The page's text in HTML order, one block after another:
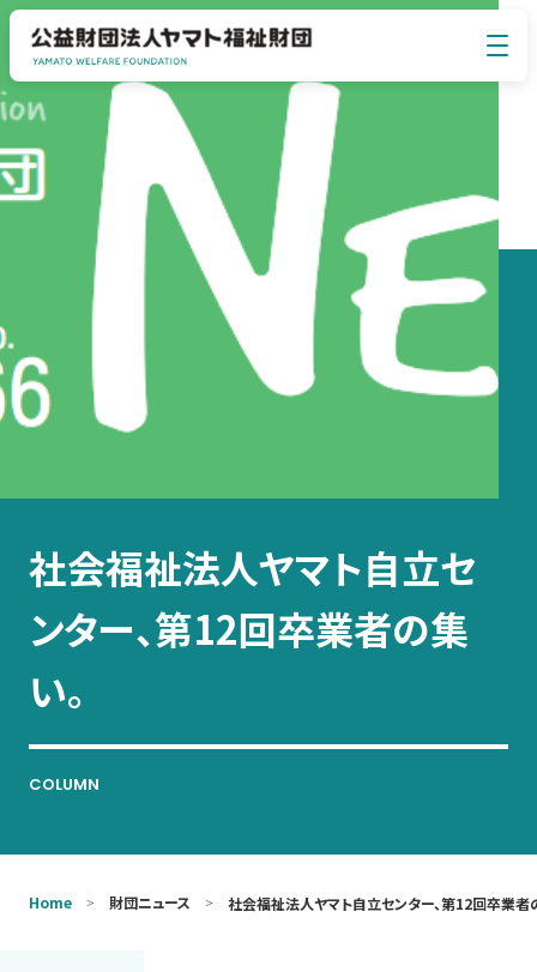
社会福祉法人ヤマト自立セ
ンター、第12回卒業者の集
い。
COLUMN
Home 財団ニュース 社会福祉法人ヤマト自立センター、第12回卒業者
イベント・セミナー
EVENT SEMINAR
ヤマト福祉財団について
ABOUT US
事業のご案内
BUSINESS
お問い合わせ